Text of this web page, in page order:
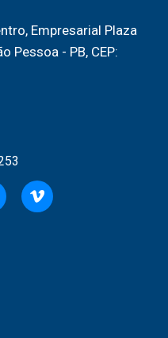
Empresarial Plaza
Pessoa - PB, CEP: